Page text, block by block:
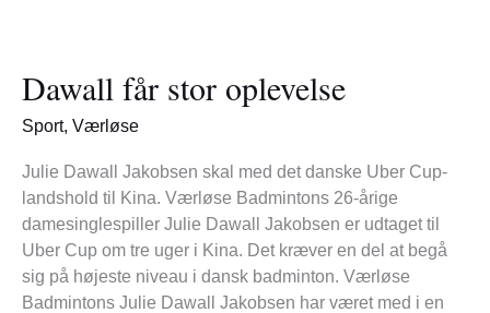
Dawall får stor oplevelse
Sport, Værløse
Julie Dawall Jakobsen skal med det danske Uber Cup-
landshold til Kina. Værløse Badmintons 26-årige
damesinglespiller Julie Dawall Jakobsen er udtaget til
Uber Cup om tre uger i Kina. Det kræver en del at begå
sig på højeste niveau i dansk badminton. Værløse
Badmintons Julie Dawall Jakobsen har været med i en
stor
oplevelse